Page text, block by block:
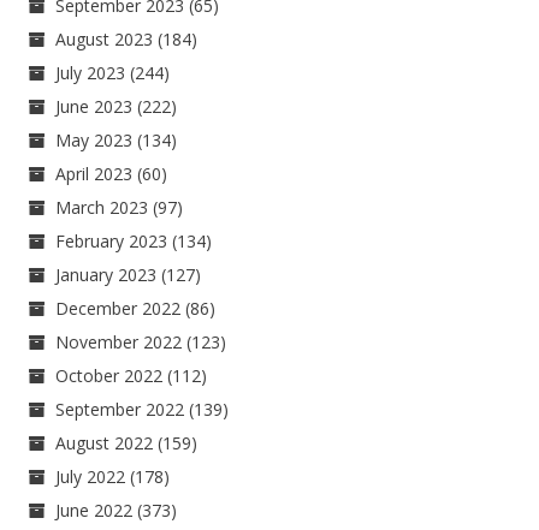
September 2023 (65)
August 2023 (184)
July 2023 (244)
June 2023 (222)
May 2023 (134)
April 2023 (60)
March 2023 (97)
February 2023 (134)
January 2023 (127)
December 2022 (86)
November 2022 (123)
October 2022 (112)
September 2022 (139)
August 2022 (159)
July 2022 (178)
June 2022 (373)